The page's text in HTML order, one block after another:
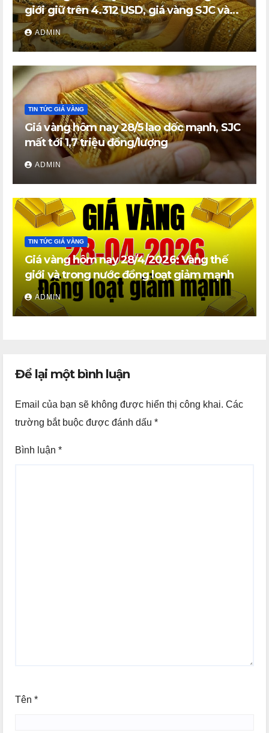
giới giữ trên 4.312 USD, giá vàng SJC và
vàng nhẫn trong nước đi ngang
ADMIN
TIN TỨC GIÁ VÀNG
Giá vàng hôm nay 28/5 lao dốc mạnh, SJC
mất tới 1,7 triệu đồng/lượng
ADMIN
TIN TỨC GIÁ VÀNG
Giá vàng hôm nay 28/4/2026: Vàng thế
giới và trong nước đồng loạt giảm mạnh
ADMIN
Để lại một bình luận
Email của bạn sẽ không được hiển thị công khai. Các
trường bắt buộc được đánh dấu *
Bình luận *
Tên *